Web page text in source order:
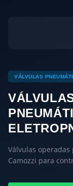
VÁLVULAS
Válvulas
Camozzi para